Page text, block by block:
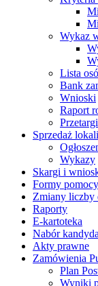
Wykaz
Lista
Bank
Wnioski
Raport
Sprzedaż
Wykazy
Skargi i
Formy
Zmiany liczby
Raporty
E-kartoteka
Nabór
Akty prawne
Zamówienia
Plan
Wyniki